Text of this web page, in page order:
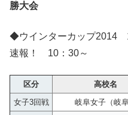
勝大会
◆ウインターカップ2014
速報！ 10：30～
区分 高校名
女子3回戦
岐阜女子（岐阜